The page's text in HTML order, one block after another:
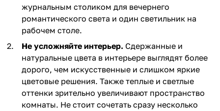
журнальным столиком для вечернего
романтического света и один светильник на
рабочем столе.
Не усложняйте интерьер. Сдержанные и
натуральные цвета в интерьере выглядят более
дорого, чем искусственные и слишком яркие
цветовые решения. Также теплые и светлые
оттенки зрительно увеличивают пространство
комнаты. Не стоит сочетать сразу несколько